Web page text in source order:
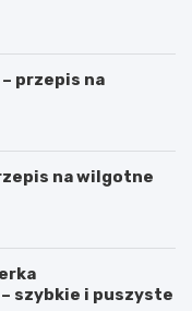
przepis na
na wilgotne
szybkie i puszyste